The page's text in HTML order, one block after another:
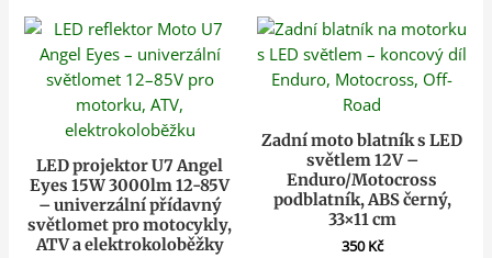
LED projektor U7 Angel
Eyes 15W 3000lm 12-85V
– univerzální přídavný
světlomet pro motocykly,
ATV a elektrokoloběžky
Zadní moto blatník s LED
světlem 12V –
Enduro/Motocross
podblatník, ABS černý,
33×11 cm
350Kč